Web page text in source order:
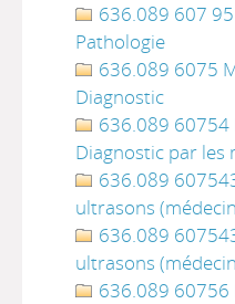
636.089 607
Pathologie
636.089 6075
Diagnostic
636.089 60754
Diagnostic par les
636.089
ultrasons
636.089
ultrasons
636.089 60756